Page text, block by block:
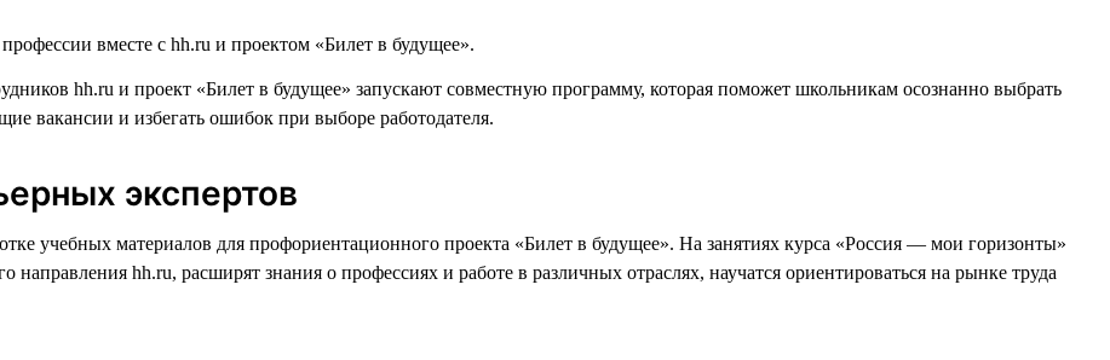
вместе с hh.ru и проектом «Билет в будущее».
hh.ru и проект «Билет в будущее» запускают совместную программу, которая поможет школьникам осознанно выбрать
вакансии и избегать ошибок при выборе работодателя.
экспертов
учебных материалов для профориентационного проекта «Билет в будущее». На занятиях курса «Россия — мои горизонты»
hh.ru, расширят знания о профессиях и работе в различных отраслях, научатся ориентироваться на рынке труда